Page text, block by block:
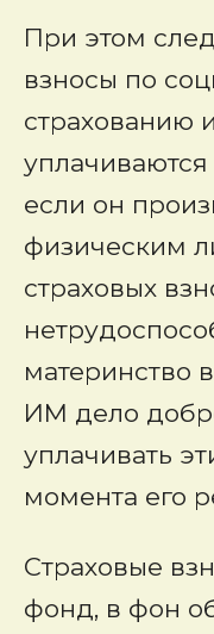
При этом
взносы по
страхованию
если он
физическим
страховых
материнство
ИМ дело
уплачивать
момента его
Страховые
фонд, в фон